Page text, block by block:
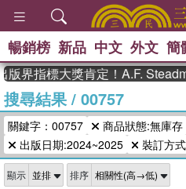
、
史是
獎 臺
登輝
偉大的
暢銷榜 新品 中文 外文 簡
版界指標大獎肯定！A.F.
搜尋結果/ 00757
關鍵字：00757
商品狀態:無庫存
出版日期:2024~2025
裝訂方
顯示 排序